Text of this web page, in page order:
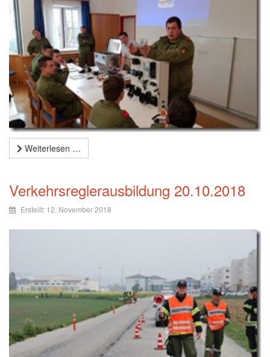
Weiterlesen …
Verkehrsreglerausbildung 20.10.2018
Erstellt: 12. November 2018